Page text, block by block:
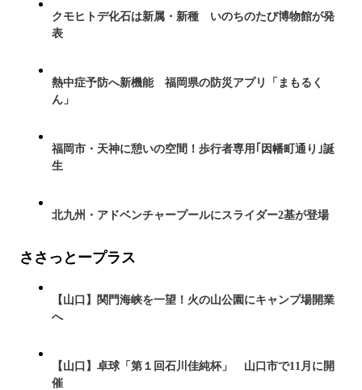
クモヒトデ化石は新属・新種 いのちのたび博物館が発
表
熱中症予防へ新機能 福岡県の防災アプリ「まもるく
ん」
福岡市・天神に憩いの空間！歩行者専用｢因幡町通り｣誕
生
北九州・アドベンチャープールにスライダー2基が登場
ささっとープラス
【山口】関門海峡を一望！火の山公園にキャンプ場開業
へ
【山口】卓球「第１回石川佳純杯」 山口市で11月に開
催